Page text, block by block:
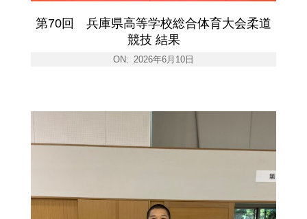
第70回 兵庫県高等学校総合体育大会柔道
競技 結果
ON: 2026年6月10日